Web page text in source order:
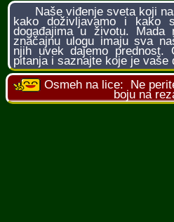
Naše viđenje sveta koji
kako doživljavamo i kako
događajima u životu. Mada
značajnu ulogu imaju sva
njih uvek dajemo prednost.
pitanja i saznajte koje je vaše
Osmeh na lice: Ne
boju na